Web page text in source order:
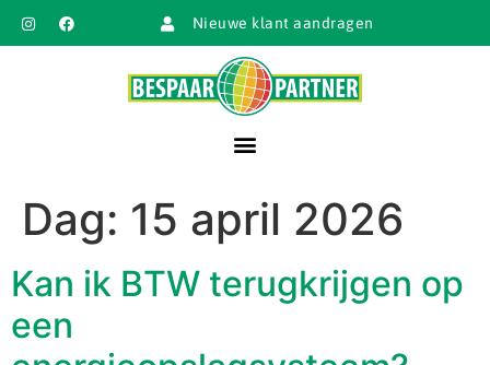
Nieuwe klant aandragen
Dag: 15 april 2026
Kan ik BTW terugkrijgen op
een